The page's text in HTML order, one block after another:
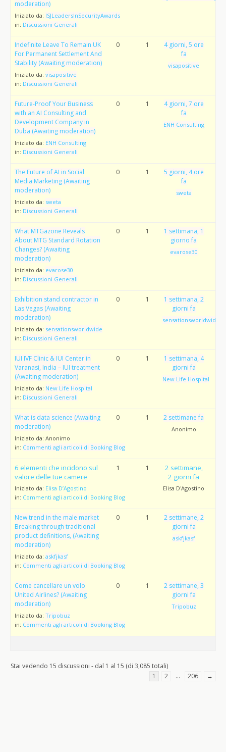
moderation)
Iniziato da: ISJLeadersInSecurityAwards
in: Discussioni Generali
Indefinite Leave To Remain UK
For Permanent Settlement And
Stability (Awaiting moderation)
Iniziato da: visapositive
in: Discussioni Generali
0 1
4 giorni, 5 ore
fa
visapositive
Future-Proof Your Business
with an AI Consulting and
Development Company in
Duba (Awaiting moderation)
Iniziato da: ENH Consulting
in: Discussioni Generali
0 1
4 giorni, 7 ore
fa
ENH Consulting
The Future of AI in Social
Media Marketing (Awaiting
moderation)
Iniziato da: sweta
in: Discussioni Generali
0 1
5 giorni, 4 ore
fa
sweta
What MTGazone Reveals
About MTG Standard Rotation
Changes? (Awaiting
moderation)
Iniziato da: evarose30
in: Discussioni Generali
0 1
1 settimana, 1
giorno fa
evarose30
Exhibition stand contractor in
Las Vegas (Awaiting
moderation)
Iniziato da: sensationsworldwide
in: Discussioni Generali
0 1
1 settimana, 2
giorni fa
sensationsworldwide
IUI IVF Clinic & IUI Center in
Varanasi, India – IUI treatment
(Awaiting moderation)
Iniziato da: New Life Hospital
in: Discussioni Generali
0 1
1 settimana, 4
giorni fa
New Life Hospital
What is data science (Awaiting
moderation)
Iniziato da: Anonimo
in: Commenti agli articoli di Booking Blog
0 1 2 settimane fa
Anonimo
6 elementi che incidono sul
valore delle tue camere
Iniziato da: Elisa D’Agostino
in: Commenti agli articoli di Booking Blog
1 1
2 settimane,
2 giorni fa
Elisa D'Agostino
New trend in the male market
Breaking through traditional
product definitions, (Awaiting
moderation)
Iniziato da: askfjkasf
in: Commenti agli articoli di Booking Blog
0 1
2 settimane, 2
giorni fa
askfjkasf
Come cancellare un volo
United Airlines? (Awaiting
moderation)
Iniziato da: Tripobuz
in: Commenti agli articoli di Booking Blog
0 1
2 settimane, 3
giorni fa
Tripobuz
Stai vedendo 15 discussioni - dal 1 al 15 (di 3,085 totali)
1
2 … 206 →